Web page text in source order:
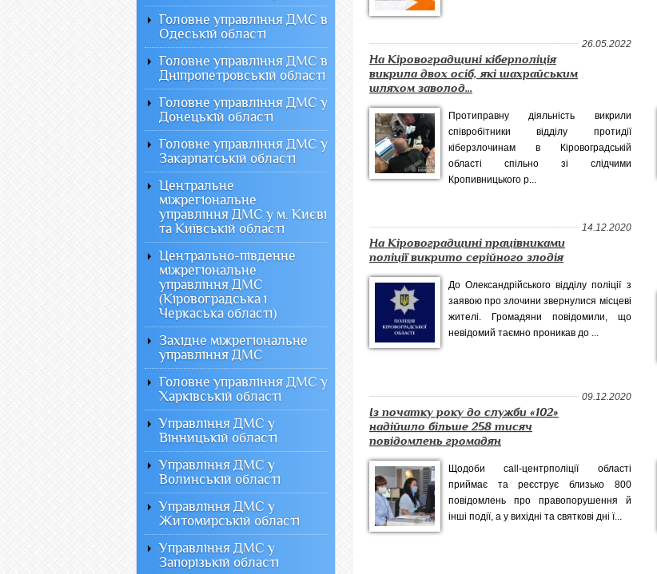
26.05.2022
На Кіровоградщині кіберполіція
викрила двох осіб, які шахрайським
шляхом заволод...
Протиправну діяльність викрили
співробітники відділу протидії
кіберзлочинам в Кіровоградській
області спільно зі слідчими
Кропивницького р...
14.12.2020
На Кіровоградщині працівниками
поліції викрито серійного злодія
До Олександрійського відділу поліції з
заявою про злочини звернулися місцеві
жителі. Громадяни повідомили, що
невідомий таємно проникав до ...
09.12.2020
Із початку року до служби «102»
надійшло більше 258 тисяч
повідомлень громадян
Щодоби call-центрполіції області
приймає та реєструє близько 800
повідомлень про правопорушення й
інші події, а у вихідні та святкові дні ї...
Головне управління ДМС в
Одеській області
Головне управління ДМС в
Дніпропетровській області
Головне управління ДМС у
Донецькій області
Головне управління ДМС у
Закарпатській області
Центральне
міжрегіональне
управління ДМС у м. Києві
та Київській області
Центрально-південне
міжрегіональне
управління ДМС
(Кіровоградська і
Черкаська області)
Західне міжрегіональне
управління ДМС
Головне управління ДМС у
Харківській області
Управління ДМС у
Вінницькій області
Управління ДМС у
Волинській області
Управління ДМС у
Житомирській області
Управління ДМС у
Запорізькій області